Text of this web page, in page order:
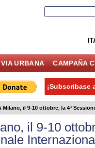
URBANA CAMPAÑA
¡Subscribase
Milano, il 9-10 ottobre, la 4ª
il 9-10